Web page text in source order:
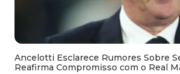
Ancelotti Esclarece Rumores Sobre
Reafirma Compromisso com o Real